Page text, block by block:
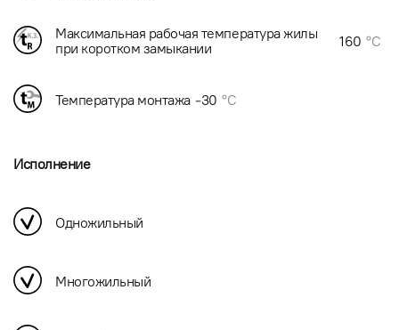
Максимальная рабочая температура жилы
при коротком замыкании
160 °C
Температура монтажа -30 °C
Исполнение
Одножильный
Многожильный